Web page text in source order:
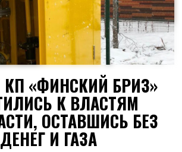
«ФИНСКИЙ БРИЗ»
К ВЛАСТЯМ
ОСТАВШИСЬ БЕЗ
ДЕНЕГ И ГАЗА